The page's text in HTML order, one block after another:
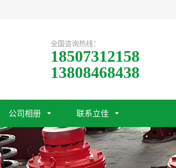
全国咨询热线：
18507312158
13808468438
公司相册 联系立佳